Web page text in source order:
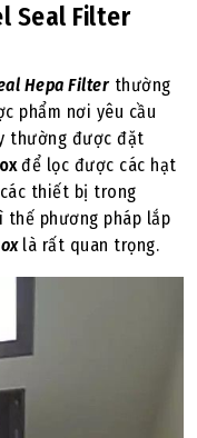
Seal Filter
Hepa Filter thường
phẩm nơi yêu cầu
thường được đặt
để lọc được các hạt
thiết bị trong
thế phương pháp lắp
là rất quan trọng.